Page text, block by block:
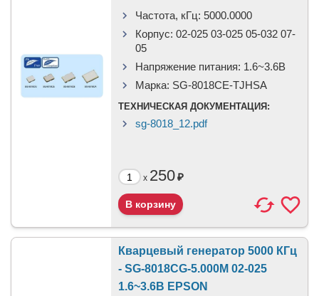
Частота, кГц: 5000.0000
Корпус: 02-025 03-025 05-032 07-
05
Напряжение питания: 1.6~3.6В
Марка: SG-8018CE-TJHSA
ТЕХНИЧЕСКАЯ ДОКУМЕНТАЦИЯ:
sg-8018_12.pdf
x 250₽
Кварцевый генератор 5000 КГц
- SG-8018CG-5.000M 02-025
1.6~3.6В EPSON